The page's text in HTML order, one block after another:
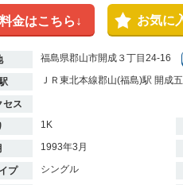
金はこちら↓ お気に
福島県郡山市開成３丁目24-16
ＪＲ東北本線郡山(福島)駅 開成
セス
1K
1993年3月
プ シングル